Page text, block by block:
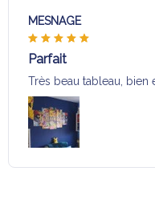
MESNAGE
Parfait
Très beau tableau, bien